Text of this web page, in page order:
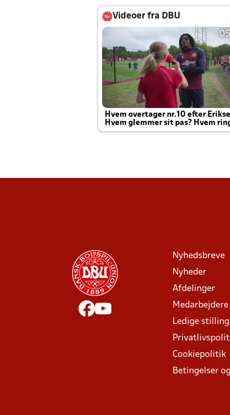
Videoer fra DBU
Hvem overtager nr.10 efter
Hvem glemmer sit pas? Hvem
Joachim altid til efter kampe?
Nyhedsbreve
Nyheder
Afdelinger
Medarbejdere
Ledige
Cookiepolitik
Betingelser